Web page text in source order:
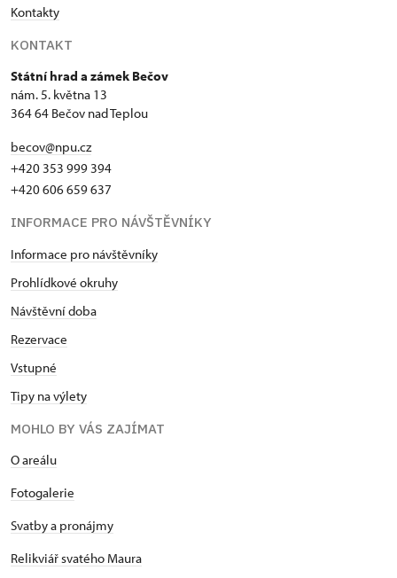
Kontakty
KONTAKT
Státní hrad a zámek Bečov
nám. 5. května 13
364 64 Bečov nad Teplou
becov@npu.cz
+420 353 999 394
+420 606 659 637
INFORMACE PRO NÁVŠTĚVNÍKY
Informace pro návštěvníky
Prohlídkové okruhy
Návštěvní doba
Rezervace
Vstupné
Tipy na výlety
MOHLO BY VÁS ZAJÍMAT
O areálu
Fotogalerie
Svatby a pronájmy
Relikviář svatého Maura